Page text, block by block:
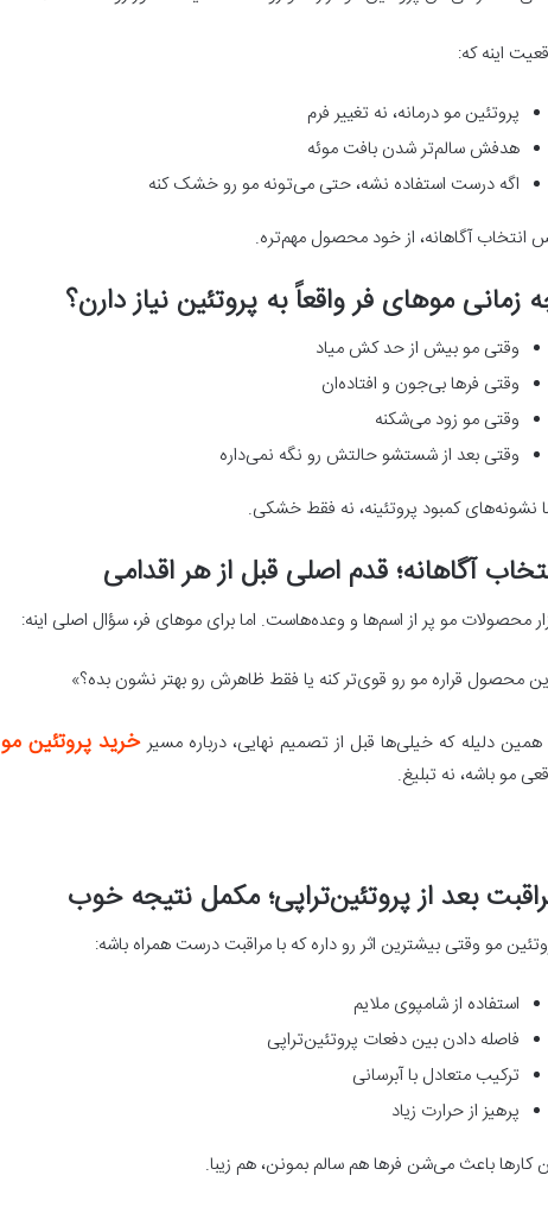
اینه که:
پروتئین مو درمانه، نه تغییر فرم
هدفش سالم‌تر شدن بافت موئه
اگه درست استفاده نشه، حتی می‌تونه مو رو خشک کنه
انتخاب آگاهانه، از خود محصول مهم‌تره.
زمانی موهای فر واقعاً به پروتئین نیاز دارن؟
وقتی مو بیش از حد کش میاد
وقتی فرها بی‌جون و افتاده‌ان
وقتی مو زود می‌شکنه
وقتی بعد از شستشو حالتش رو نگه نمی‌داره
نشونه‌های کمبود پروتئینه، نه فقط خشکی.
آگاهانه؛ قدم اصلی قبل از هر اقدامی
محصولات مو پر از اسم‌ها و وعده‌هاست. اما برای موهای فر، سؤال اصلی اینه:
محصول قراره مو رو قوی‌تر کنه یا فقط ظاهرش رو بهتر نشون بده؟»
همین دلیله که خیلی‌ها قبل از تصمیم نهایی، درباره مسیرخرید پروتئین مو
مو باشه، نه تبلیغ.
بعد از پروتئین‌تراپی؛ مکمل نتیجه خوب
مو وقتی بیشترین اثر رو داره که با مراقبت درست همراه باشه:
استفاده از شامپوی ملایم
فاصله دادن بین دفعات پروتئین‌تراپی
ترکیب متعادل با آبرسانی
پرهیز از حرارت زیاد
کارها باعث می‌شن فرها هم سالم بمونن، هم زیبا.